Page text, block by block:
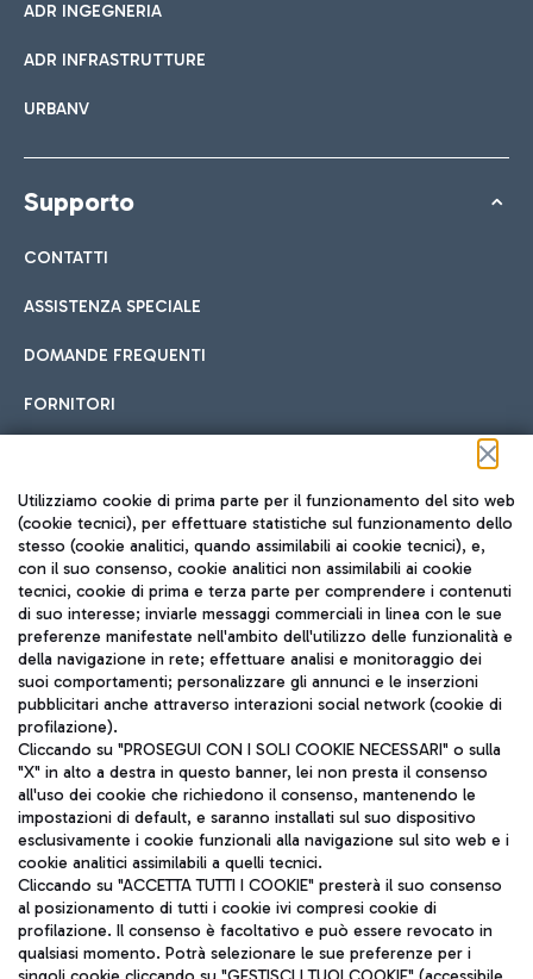
ADR INGEGNERIA
ADR INFRASTRUTTURE
URBANV
Supporto
CONTATTI
ASSISTENZA SPECIALE
DOMANDE FREQUENTI
FORNITORI
Seguici sui social
TRAVEL JOURNAL
ITA
Aeroporti di Roma S.p.A. - Società soggetta a direzione e
coordinamento di Mundys S.p.A.
Codice fiscale e Registro delle Imprese di Roma 13032990155 P.
IVA 06572251004
Capitale sociale 62.224.743,00 int. vers.
Utilizziamo cookie di prima parte per il funzionamento del sito web
(cookie tecnici), per effettuare statistiche sul funzionamento dello
stesso (cookie analitici, quando assimilabili ai cookie tecnici), e,
con il suo consenso, cookie analitici non assimilabili ai cookie
tecnici, cookie di prima e terza parte per comprendere i contenuti
di suo interesse; inviarle messaggi commerciali in linea con le sue
preferenze manifestate nell'ambito dell'utilizzo delle funzionalità e
della navigazione in rete; effettuare analisi e monitoraggio dei
suoi comportamenti; personalizzare gli annunci e le inserzioni
pubblicitari anche attraverso interazioni social network (cookie di
profilazione).
Cliccando su "PROSEGUI CON I SOLI COOKIE NECESSARI" o sulla
"X" in alto a destra in questo banner, lei non presta il consenso
all'uso dei cookie che richiedono il consenso, mantenendo le
impostazioni di default, e saranno installati sul suo dispositivo
esclusivamente i cookie funzionali alla navigazione sul sito web e i
cookie analitici assimilabili a quelli tecnici.
Cliccando su "ACCETTA TUTTI I COOKIE" presterà il suo consenso
al posizionamento di tutti i cookie ivi compresi cookie di
profilazione. Il consenso è facoltativo e può essere revocato in
qualsiasi momento. Potrà selezionare le sue preferenze per i